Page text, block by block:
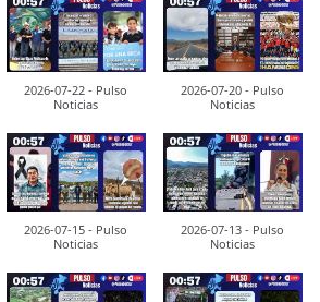
2026-07-22 - Pulso
Noticias
2026-07-20 - Pulso
Noticias
2026-07-15 - Pulso
Noticias
2026-07-13 - Pulso
Noticias